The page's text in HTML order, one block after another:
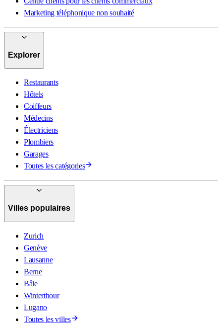
Marketing téléphonique non souhaité
Explorer
Restaurants
Hôtels
Coiffeurs
Médecins
Électriciens
Plombiers
Garages
Toutes les catégories
Villes populaires
Zurich
Genève
Lausanne
Berne
Bâle
Winterthour
Lugano
Toutes les villes